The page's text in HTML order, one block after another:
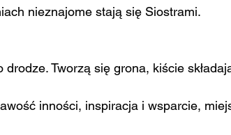
nieznajome stają się Siostrami.
Tworzą się grona, kiście
inności, inspiracja i wsparcie,